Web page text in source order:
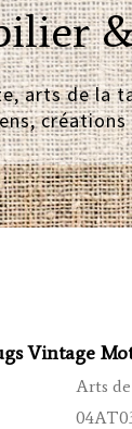
arts de la
Vintage
Arts